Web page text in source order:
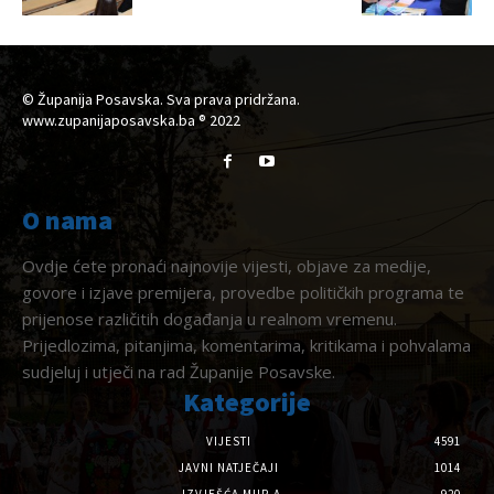
© Županija Posavska. Sva prava pridržana.
www.zupanijaposavska.ba ® 2022
O nama
Ovdje ćete pronaći najnovije vijesti, objave za medije,
govore i izjave premijera, provedbe političkih programa te
prijenose različitih događanja u realnom vremenu.
Prijedlozima, pitanjima, komentarima, kritikama i pohvalama
sudjeluj i utječi na rad Županije Posavske.
Kategorije
VIJESTI
4591
JAVNI NATJEČAJI
1014